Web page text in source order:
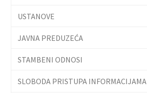
USTANOVE
JAVNA PREDUZEĆA
STAMBENI ODNOSI
SLOBODA PRISTUPA INFORMACIJAMA